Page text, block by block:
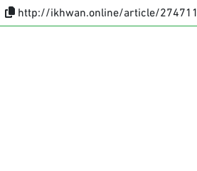
http://ikhwan.online/article/274711